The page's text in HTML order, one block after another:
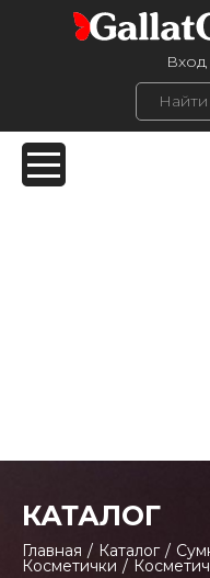
Вход
КАТАЛОГ
Главная / Каталог /
Косметички /